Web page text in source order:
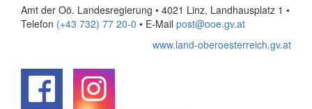
Amt der Oö. Landesregierung • 4021 Linz, Landhausplatz 1 •
Telefon (+43 732) 77 20-0 • E-Mail post@ooe.gv.at
www.land-oberoesterreich.gv.at